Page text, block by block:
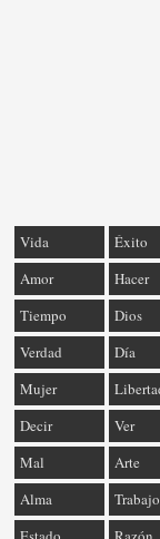
Vida Éxito
Amor
Hacer
Tiempo
Dios
Verdad
Día
Mujer
Decir
Ver
Mal
Arte
Alma
Trabajo